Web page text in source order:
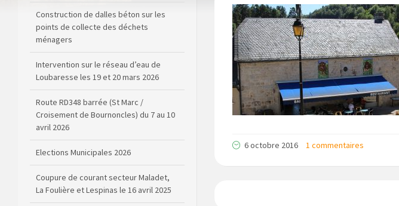
6 octobre 2016 1 commentaires
Intervention sur le réseau d’eau de
Loubaresse les 19 et 20 mars 2026
Route RD348 barrée (St Marc /
Croisement de Bournoncles) du 7 au 10
Elections Municipales 2026
La Foulière et Lespinas le 16 avril 2025
Relais Télévision TNT de Saint Just :
modification des canaux de diffusion le